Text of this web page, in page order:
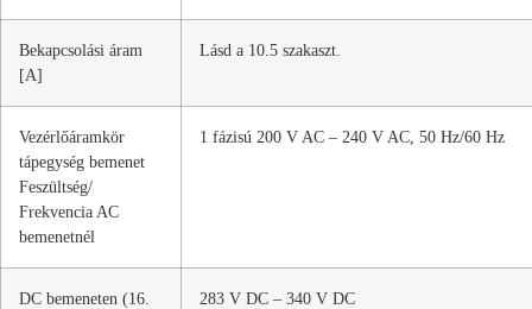
Bekapcsolási áram
[A]
Lásd a 10.5 szakaszt.
Vezérlőáramkör
tápegység bemenet
Feszültség/
Frekvencia AC
bemenetnél
1 fázisú 200 V AC – 240 V AC, 50 Hz/60 Hz
DC bemeneten (16.
283 V DC – 340 V DC